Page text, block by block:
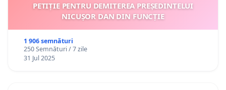
PETIȚIE PENTRU DEMITEREA PREȘEDINTELUI
NICUȘOR DAN DIN FUNCȚIE
1 906 semnături
250 Semnături / 7 zile
31 Jul 2025